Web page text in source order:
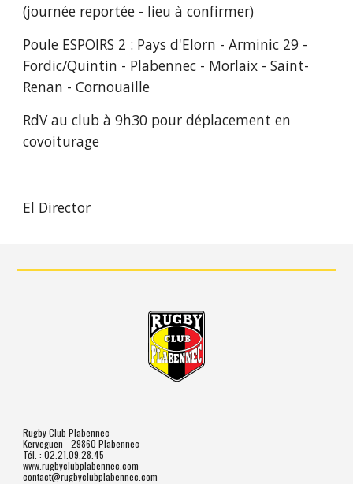
(journée reportée - lieu à confirmer)
Poule ESPOIRS 2 : Pays d'Elorn - Arminic 29 -
Fordic/Quintin - Plabennec - Morlaix - Saint-
Renan - Cornouaille
RdV au club à 9h30 pour déplacement en
covoiturage
El Director
Rugby Club Plabennec
Kerveguen - 29860 Plabennec
Tél. : 02.21.09.28.45
www.rugbyclubplabennec.com
contact@rugbyclubplabennec.com